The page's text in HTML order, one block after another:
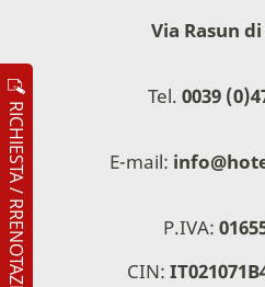
RICHIESTA / RRENOTAZIONE
Via Rasun
Tel. 0039
E-mail:
P.IVA:
CIN: